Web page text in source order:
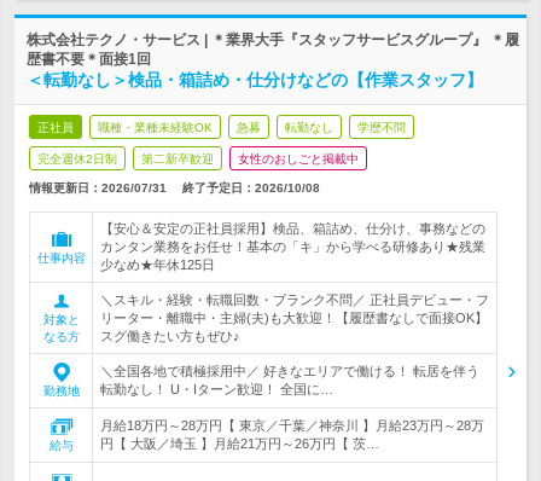
株式会社テクノ・サービス | ＊業界大手『スタッフサービスグループ』 ＊履
歴書不要＊面接1回
＜転勤なし＞検品・箱詰め・仕分けなどの【作業スタッフ】
正社員 職種・業種未経験OK 急募 転勤なし 学歴不問
完全週休2日制 第二新卒歓迎 女性のおしごと掲載中
情報更新日：2026/07/31 終了予定日： 2026/10/08
仕事内容
【安心＆安定の正社員採用】検品、箱詰め、仕分け、事務などの
カンタン業務をお任せ！基本の「キ」から学べる研修あり★残業
少なめ★年休125日
対象と
なる方
＼スキル・経験・転職回数・ブランク不問／ 正社員デビュー・フ
リーター・離職中・主婦(夫)も大歓迎！【履歴書なしで面接OK】
スグ働きたい方もぜひ♪
勤務地
＼全国各地で積極採用中／ 好きなエリアで働ける！ 転居を伴う
転勤なし！ U・Iターン歓迎！ 全国に…
給与
月給18万円～28万円【 東京／千葉／神奈川 】月給23万円～28万
円【 大阪／埼玉 】月給21万円～26万円【 茨…